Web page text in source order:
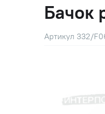
Бачок
Артикул 332/